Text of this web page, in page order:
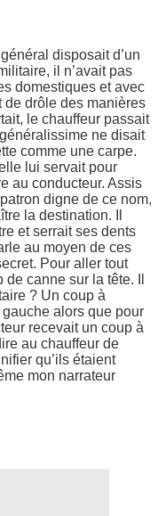
disposait d’un
il n’avait pas
domestiques et avec
de drôle des manières
le chauffeur passait
ne disait
comme une carpe.
lui servait pour
au conducteur. Assis
digne de ce nom,
la destination. Il
et serrait ses dents
au moyen de ces
Pour aller tout
canne sur la tête. Il
? Un coup à
gauche alors que pour
recevait un coup à
au chauffeur de
qu’ils étaient
mon narrateur